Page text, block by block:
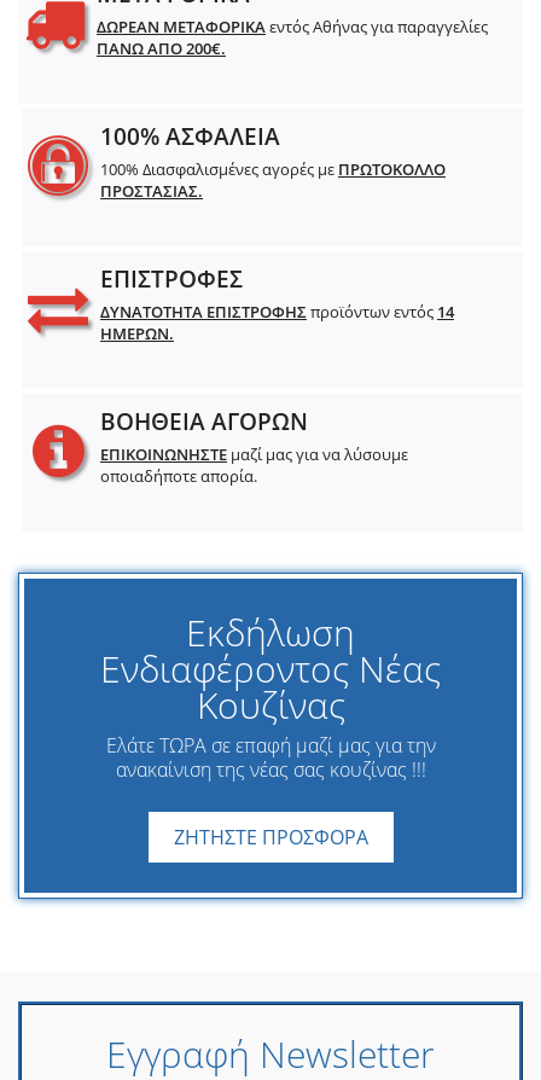
ΔΩΡΕΑΝ ΜΕΤΑΦΟΡΙΚΑεντός Αθήνας για παραγγελίες
ΠΑΝΩ ΑΠΟ 200€.
100% ΑΣΦΑΛΕΙΑ
100% Διασφαλισμένες αγορές με ΠΡΩΤΟΚΟΛΛΟ
ΠΡΟΣΤΑΣΙΑΣ.
ΕΠΙΣΤΡΟΦΕΣ
ΔΥΝΑΤΟΤΗΤΑ ΕΠΙΣΤΡΟΦΗΣπροϊόντων εντός 14
ΗΜΕΡΩΝ.
ΒΟΗΘΕΙΑ ΑΓΟΡΩΝ
ΕΠΙΚΟΙΝΩΝΗΣΤΕ μαζί μας για να λύσουμε
οποιαδήποτε απορία.
Εκδήλωση
Ενδιαφέροντος Νέας
Κουζίνας
Ελάτε ΤΩΡΑ σε επαφή μαζί μας για την
ανακαίνιση της νέας σας κουζίνας !!!
ΖΗΤΗΣΤΕ ΠΡΟΣΦΟΡΑ
Εγγραφή Newsletter